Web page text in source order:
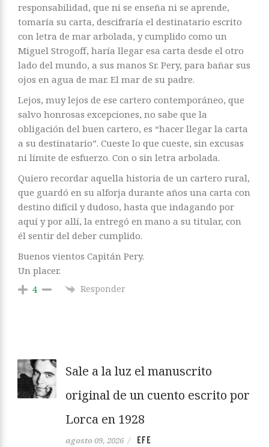
responsabilidad, que ni se enseña ni se aprende,
tomaría su carta, descifraría el destinatario escrito
con letra de mar arbolada, y cumplido como un
Miguel Strogoff, haría llegar esa carta desde el otro
lado del mundo, a sus manos Sr. Pery, para bañar sus
ojos en agua de mar. El mar de su padre.
Lejos, muy lejos de ese cartero contemporáneo, que
salvo honrosas excepciones, no sabe que la
obligación del buen cartero, es “hacer llegar la carta
a su destinatario”. Cueste lo que cueste, sin excusas
ni límite de esfuerzo. Con o sin letra arbolada.
Quiero recordar aquella historia de un cartero rural,
que guardó en su alforja durante años una carta con
destino difícil y dudoso, hasta que indagando por
aquí y por allí, la entregó en mano a su titular, con
él sentir del deber cumplido.
Buenos vientos Capitán Pery.
Un placer.
4 Responder
Sale a la luz el manuscrito
original de un cuento escrito por
Lorca en 1928
agosto 09, 2026 / EFE